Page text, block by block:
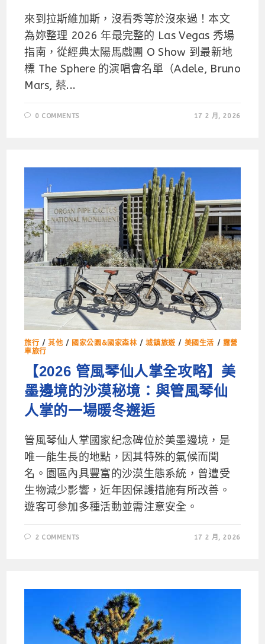
來到拉斯維加斯，沒看秀等於沒來過！本文
為妳整理 2026 年最完整的 Las Vegas 秀場
指南，從經典太陽馬戲團 O Show 到最新地
標 The Sphere 的演唱會名單（Adele, Bruno
Mars, 蔡...
0 COMMENTS 17 2 月, 2026
旅行 /其他 / 國家公園&國家森林 /城鎮旅遊 / 美國生活 / 露營
車旅行
【2026 管風琴仙人掌全攻略】美
墨邊境的沙漠秘境：與管風琴仙
人掌的一場暖冬邂逅
管風琴仙人掌國家紀念碑位於美墨邊境，是
唯一能生長的地點，因其特殊的氣候而聞
名。園區內具豐富的沙漠生態系統，曾遭受
生物減少影響，近年因保護措施有所改善。
遊客可參加多種活動並需注意安全。
2 COMMENTS 17 2 月, 2026